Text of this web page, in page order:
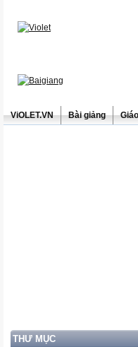
ViOLET.VN Bài giảng
THƯ MỤC